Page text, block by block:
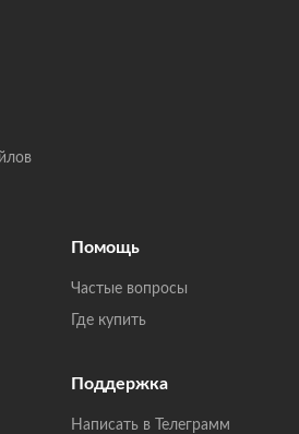
Помощь
Частые вопросы
Где купить
Поддержка
Написать в Телеграмм